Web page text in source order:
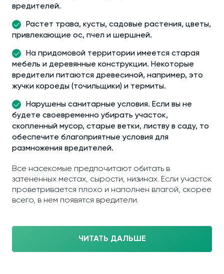
вредителей.
Растет трава, кусты, садовые растения, цветы,
привлекающие ос, пчел и шершней.
На придомовой территории имеется старая
мебель и деревянные конструкции. Некоторые
вредители питаются древесиной, например, это
жучки короеды (точильщики) и термиты.
Нарушены санитарные условия. Если вы не
будете своевременно убирать участок,
скопленный мусор, старые ветки, листву в саду, то
обеспечите благоприятные условия для
размножения вредителей.
Все насекомые предпочитают обитать в
затененных местах, сырости, низинах. Если участок
проветривается плохо и наполнен влагой, скорее
всего, в нем появятся вредители.
ЧИТАТЬ ДАЛЬШЕ